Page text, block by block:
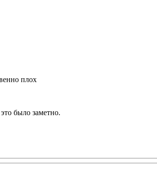
плох
было заметно.